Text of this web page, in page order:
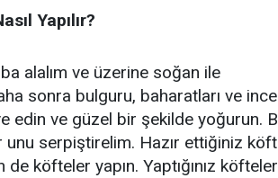
Yapılır?
alalım ve üzerine soğan ile
sonra bulguru, baharatları ve ince
edin ve güzel bir şekilde yoğurun.
unu serpiştirelim. Hazır ettiğiniz
köfteler yapın. Yaptığınız